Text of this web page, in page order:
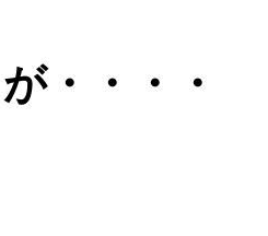
ンチ
・・・・